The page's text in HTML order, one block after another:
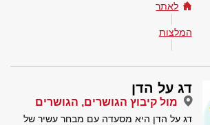
לאתר
המלצות
דג על הדן
מול קיבוץ הגושרים, הגושרים
דג על הדן היא מסעדה עם מבחר עשיר של